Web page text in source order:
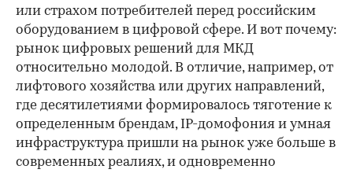
или страхом потребителей перед российским
оборудованием в цифровой сфере. И вот почему:
рынок цифровых решений для МКД
относительно молодой. В отличие, например, от
лифтового хозяйства или других направлений,
где десятилетиями формировалось тяготение к
определенным брендам, IP-домофония и умная
инфраструктура пришли на рынок уже больше в
современных реалиях, и одновременно